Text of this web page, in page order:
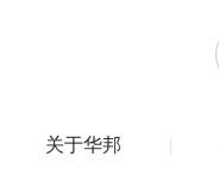
关于华邦 |